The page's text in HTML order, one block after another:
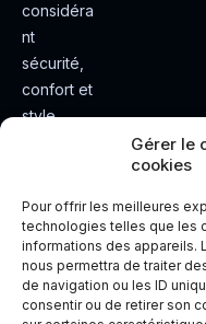
Gérer le
cookies
Pour offrir les meilleures
technologies telles que les
informations des appareils.
nous permettra de traiter
de navigation ou les ID
consentir ou de retirer son
considéra
nt
sécurité,
confort et
style.
e de
conduite
plus sûre
et plus